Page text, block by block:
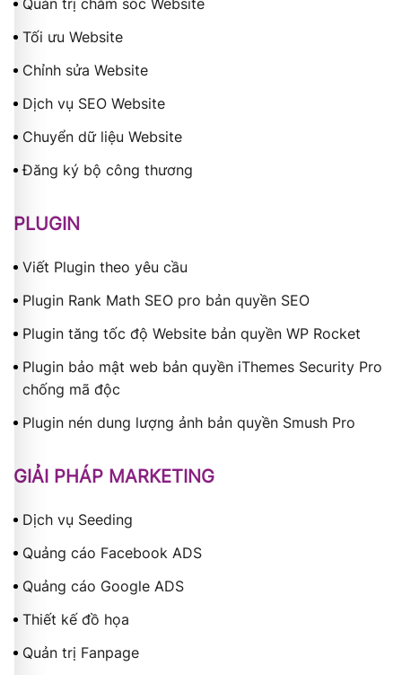
Tối ưu Website
Chỉnh sửa Website
Dịch vụ SEO Website
Chuyển dữ liệu Website
Đăng ký bộ công thương
PLUGIN
Viết Plugin theo yêu cầu
Plugin Rank Math SEO pro bản quyền SEO
Plugin tăng tốc độ Website bản quyền WP Rocket
Plugin bảo mật web bản quyền iThemes Security Pro
chống mã độc
Plugin nén dung lượng ảnh bản quyền Smush Pro
GIẢI PHÁP MARKETING
Dịch vụ Seeding
Quảng cáo Facebook ADS
Quảng cáo Google ADS
Thiết kế đồ họa
Quản trị Fanpage